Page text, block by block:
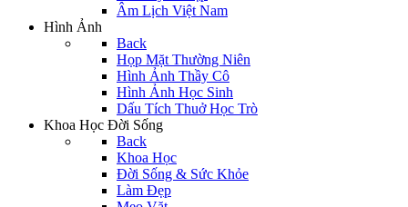
Âm Lịch Việt Nam
Hình Ảnh
Back
Họp Mặt Thường Niên
Hình Ảnh Thầy Cô
Hình Ảnh Học Sinh
Dấu Tích Thuở Học Trò
Khoa Học Đời Sống
Back
Khoa Học
Đời Sống & Sức Khỏe
Làm Đẹp